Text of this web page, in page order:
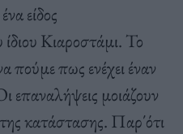
είδος
Κιαροστάμι. Το
πούμε πως ενέχει έναν
επαναλήψεις μοιάζουν
κατάστασης. Παρ΄ότι